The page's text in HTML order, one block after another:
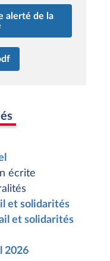
alerté de la
écrite
et solidarités
et solidarités
2026